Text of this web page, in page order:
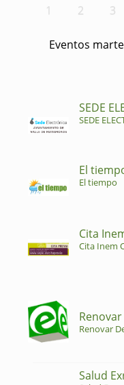
1
2 3
Eventos
SEDE
SEDE
El
El tiempo
Cita
Cita Inem
Renovar
Renovar
Salud